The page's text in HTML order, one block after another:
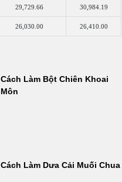
29,729.66 30,984.19
26,030.00 26,410.00
Cách Làm Bột Chiên Khoai
Môn
Cách Làm Dưa Cải Muối Chua